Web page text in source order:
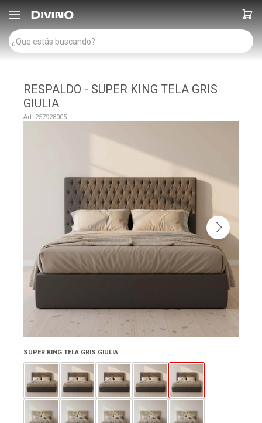

RESPALDO - SUPER KING TELA GRIS
GIULIA
257928005
SUPER KING TELA GRIS GIULIA